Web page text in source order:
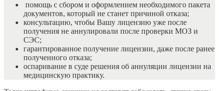
помощь с сбором и оформлением необходимого пакета
документов, который не станет причиной отказа;
консультацию, чтобы Вашу лицензию уже после
получения не аннулировали после проверки МОЗ и
СЭС;
гарантированное получение лицензии, даже после ранее
полученного отказа;
оспаривание в суде решения об аннуляции лицензии на
медицинскую практику.